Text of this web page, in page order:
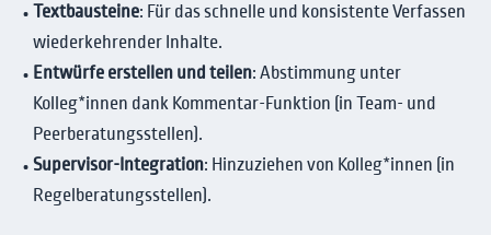
Textbausteine: Für das schnelle und konsistente Verfassen
wiederkehrender Inhalte.
Entwürfe erstellen und teilen: Abstimmung unter
Kolleg*innen dank Kommentar-Funktion (in Team- und
Peerberatungsstellen).
Supervisor-Integration: Hinzuziehen von Kolleg*innen (in
Regelberatungsstellen).